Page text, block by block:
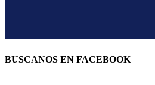
BUSCANOS EN FACEBOOK